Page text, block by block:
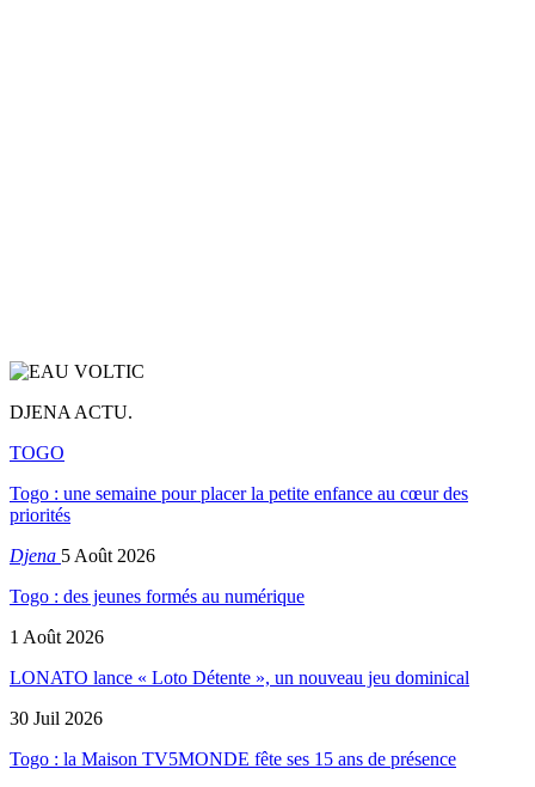
DJENA ACTU.
TOGO
Togo : une semaine pour placer la petite enfance au cœur des
priorités
Djena 5 Août 2026
Togo : des jeunes formés au numérique
1 Août 2026
LONATO lance « Loto Détente », un nouveau jeu dominical
30 Juil 2026
Togo : la Maison TV5MONDE fête ses 15 ans de présence